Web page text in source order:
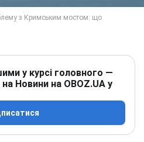
у курсі головного —
на Новини на OBOZ.UA у